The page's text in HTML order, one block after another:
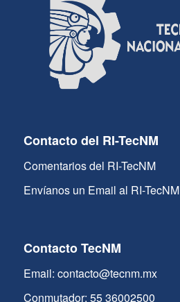
Contacto del RI-TecNM
Comentarios del RI-TecNM
Envíanos un Email al RI-TecNM
Contacto TecNM
Email: contacto@tecnm.mx
Conmutador: 55 36002500